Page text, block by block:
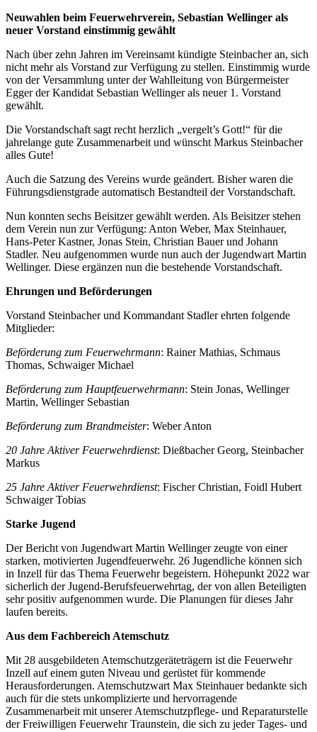
Neuwahlen beim Feuerwehrverein, Sebastian Wellinger als
neuer Vorstand einstimmig gewählt
Nach über zehn Jahren im Vereinsamt kündigte Steinbacher an, sich
nicht mehr als Vorstand zur Verfügung zu stellen. Einstimmig wurde
von der Versammlung unter der Wahlleitung von Bürgermeister
Egger der Kandidat Sebastian Wellinger als neuer 1. Vorstand
gewählt.
Die Vorstandschaft sagt recht herzlich „vergelt’s Gott!“ für die
jahrelange gute Zusammenarbeit und wünscht Markus Steinbacher
alles Gute!
Auch die Satzung des Vereins wurde geändert. Bisher waren die
Führungsdienstgrade automatisch Bestandteil der Vorstandschaft.
Nun konnten sechs Beisitzer gewählt werden. Als Beisitzer stehen
dem Verein nun zur Verfügung: Anton Weber, Max Steinhauer,
Hans-Peter Kastner, Jonas Stein, Christian Bauer und Johann
Stadler. Neu aufgenommen wurde nun auch der Jugendwart Martin
Wellinger. Diese ergänzen nun die bestehende Vorstandschaft.
Ehrungen und Beförderungen
Vorstand Steinbacher und Kommandant Stadler ehrten folgende
Mitglieder:
Beförderung zum Feuerwehrmann: Rainer Mathias, Schmaus
Thomas, Schwaiger Michael
Beförderung zum Hauptfeuerwehrmann: Stein Jonas, Wellinger
Martin, Wellinger Sebastian
Beförderung zum Brandmeister: Weber Anton
20 Jahre Aktiver Feuerwehrdienst: Dießbacher Georg, Steinbacher
Markus
25 Jahre Aktiver Feuerwehrdienst: Fischer Christian, Foidl Hubert
Schwaiger Tobias
Starke Jugend
Der Bericht von Jugendwart Martin Wellinger zeugte von einer
starken, motivierten Jugendfeuerwehr. 26 Jugendliche können sich
in Inzell für das Thema Feuerwehr begeistern. Höhepunkt 2022 war
sicherlich der Jugend-Berufsfeuerwehrtag, der von allen Beteiligten
sehr positiv aufgenommen wurde. Die Planungen für dieses Jahr
laufen bereits.
Aus dem Fachbereich Atemschutz
Mit 28 ausgebildeten Atemschutzgeräteträgern ist die Feuerwehr
Inzell auf einem guten Niveau und gerüstet für kommende
Herausforderungen. Atemschutzwart Max Steinhauer bedankte sich
auch für die stets unkomplizierte und hervorragende
Zusammenarbeit mit unserer Atemschutzpflege- und Reparaturstelle
der Freiwilligen Feuerwehr Traunstein, die sich zu jeder Tages- und